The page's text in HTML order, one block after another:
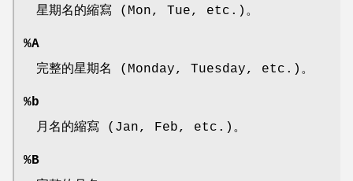
星期名的縮寫 (Mon, Tue, etc.)。
%A
完整的星期名 (Monday, Tuesday, etc.)。
%b
月名的縮寫 (Jan, Feb, etc.)。
%B